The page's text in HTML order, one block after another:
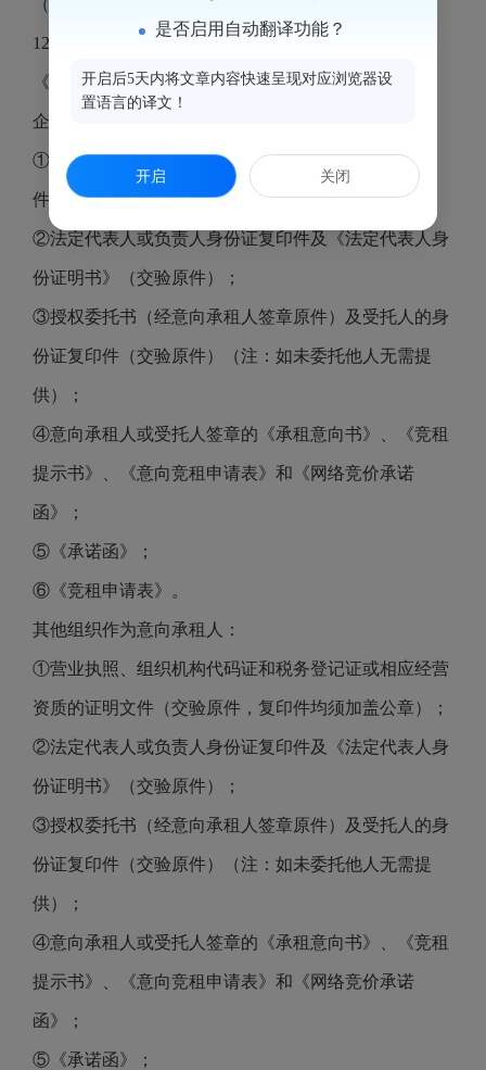
（6）其他详见租赁合同。
12、意向承租人现场资格审核应提供的竞价材料依据
《福州海峡纵横电子竞价平台资产招租办理规程》：
企业作为意向承租人：
①营业执照、组织机构代码证和税务登记证（交验原
件，复印件均须加盖公章）；
②法定代表人或负责人身份证复印件及《法定代表人身
份证明书》（交验原件）；
③授权委托书（经意向承租人签章原件）及受托人的身
份证复印件（交验原件）（注：如未委托他人无需提
供）；
④意向承租人或受托人签章的《承租意向书》、《竞租
提示书》、《意向竞租申请表》和《网络竞价承诺
函》；
⑤《承诺函》；
⑥《竞租申请表》。
其他组织作为意向承租人：
①营业执照、组织机构代码证和税务登记证或相应经营
资质的证明文件（交验原件，复印件均须加盖公章）；
②法定代表人或负责人身份证复印件及《法定代表人身
份证明书》（交验原件）；
③授权委托书（经意向承租人签章原件）及受托人的身
份证复印件（交验原件）（注：如未委托他人无需提
供）；
④意向承租人或受托人签章的《承租意向书》、《竞租
提示书》、《意向竞租申请表》和《网络竞价承诺
函》；
⑤《承诺函》；
是否启用自动翻译功能？
开启后5天内将文章内容快速呈现对应浏览器设
置语言的译文！
开启 关闭